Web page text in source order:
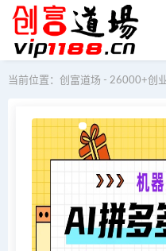
当前位置： 创富道场 - 26000+创业副业